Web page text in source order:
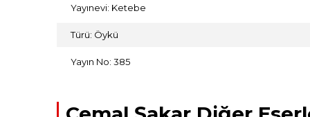
Yayınevi: Ketebe
Türü: Öykü
Yayın No: 385